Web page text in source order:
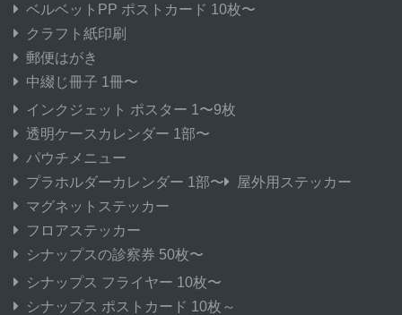
ベルベットPP ポストカード 10枚〜
クラフト紙印刷
郵便はがき
中綴じ冊子 1冊〜
インクジェット ポスター 1〜9枚
透明ケースカレンダー 1部〜
パウチメニュー
プラホルダーカレンダー 1部〜
屋外用ステッカー
マグネットステッカー
フロアステッカー
シナップスの診察券 50枚〜
シナップス フライヤー 10枚〜
シナップス ポストカード 10枚～